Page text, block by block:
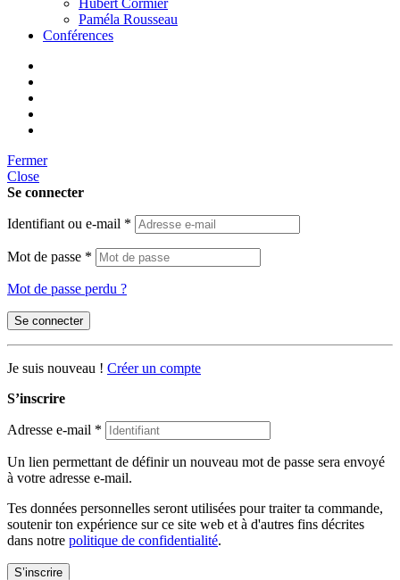
Hubert Cormier
Paméla Rousseau
Conférences
Fermer
Close
Se connecter
Identifiant ou e-mail *
Mot de passe *
Mot de passe perdu ?
Se connecter
Je suis nouveau ! Créer un compte
S’inscrire
Adresse e-mail *
Un lien permettant de définir un nouveau mot de passe sera envoyé
à votre adresse e-mail.
Tes données personnelles seront utilisées pour traiter ta commande,
soutenir ton expérience sur ce site web et à d'autres fins décrites
dans notre politique de confidentialité.
S’inscrire